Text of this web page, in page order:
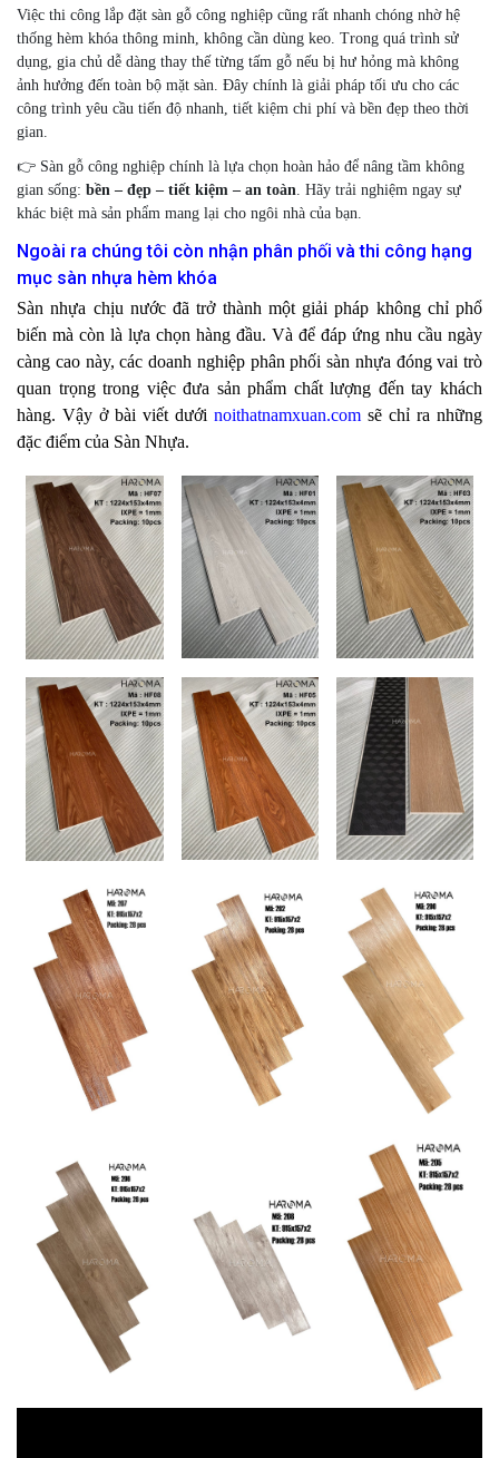
Việc thi công lắp đặt sàn gỗ công nghiệp cũng rất nhanh chóng nhờ hệ
thống hèm khóa thông minh, không cần dùng keo. Trong quá trình sử
dụng, gia chủ dễ dàng thay thế từng tấm gỗ nếu bị hư hỏng mà không
ảnh hưởng đến toàn bộ mặt sàn. Đây chính là giải pháp tối ưu cho các
công trình yêu cầu tiến độ nhanh, tiết kiệm chi phí và bền đẹp theo thời
gian.
👉 Sàn gỗ công nghiệp chính là lựa chọn hoàn hảo để nâng tầm không
gian sống: bền – đẹp – tiết kiệm – an toàn . Hãy trải nghiệm ngay sự
khác biệt mà sản phẩm mang lại cho ngôi nhà của bạn.
Ngoài ra chúng tôi còn nhận phân phối và thi công hạng
mục sàn nhựa hèm khóa
Sàn nhựa chịu nước đã trở thành một giải pháp không chỉ phổ
biến mà còn là lựa chọn hàng đầu. Và để đáp ứng nhu cầu ngày
càng cao này, các doanh nghiệp phân phối sàn nhựa đóng vai trò
quan trọng trong việc đưa sản phẩm chất lượng đến tay khách
hàng. Vậy ở bài viết dưới noithatnamxuan.com sẽ chỉ ra những
đặc điểm của Sàn Nhựa.